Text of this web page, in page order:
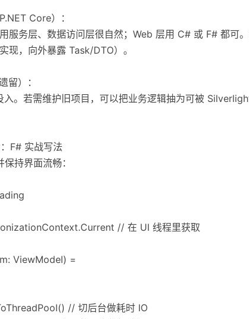
Core）：
服务层、数据访问层很自然；Web 层用 C# 或 F# 都可
现，向外暴露 Task/DTO）。
留）：
入。若需维护旧项目，可以把业务逻辑抽为可被
F# 实战写法
持界面流畅：
// 在 UI 线程里获取
ViewModel) =
// 切后台做耗时 IO